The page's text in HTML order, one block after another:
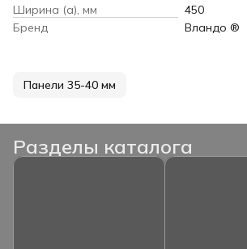
Ширина (a), мм
450
Бренд
Вландо ®
Панели 35-40 мм
Разделы каталога